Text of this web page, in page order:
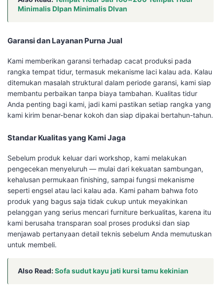
Minimalis DIpan Minimalis DIvan
Garansi dan Layanan Purna Jual
Kami memberikan garansi terhadap cacat produksi pada
rangka tempat tidur, termasuk mekanisme laci kalau ada. Kalau
ditemukan masalah struktural dalam periode garansi, kami siap
membantu perbaikan tanpa biaya tambahan. Kualitas tidur
Anda penting bagi kami, jadi kami pastikan setiap rangka yang
kami kirim benar-benar kokoh dan siap dipakai bertahun-tahun.
Standar Kualitas yang Kami Jaga
Sebelum produk keluar dari workshop, kami melakukan
pengecekan menyeluruh — mulai dari kekuatan sambungan,
kehalusan permukaan finishing, sampai fungsi mekanisme
seperti engsel atau laci kalau ada. Kami paham bahwa foto
produk yang bagus saja tidak cukup untuk meyakinkan
pelanggan yang serius mencari furniture berkualitas, karena itu
kami berusaha transparan soal proses produksi dan siap
menjawab pertanyaan detail teknis sebelum Anda memutuskan
untuk membeli.
Also Read:Sofa sudut kayu jati kursi tamu kekinian